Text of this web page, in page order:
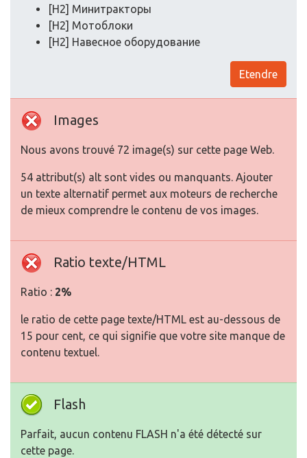
[H2] Минитракторы
[H2] Мотоблоки
[H2] Навесное оборудование
Etendre
Images
Nous avons trouvé 72 image(s) sur cette page Web.
54 attribut(s) alt sont vides ou manquants. Ajouter
un texte alternatif permet aux moteurs de recherche
de mieux comprendre le contenu de vos images.
Ratio texte/HTML
Ratio : 2%
le ratio de cette page texte/HTML est au-dessous de
15 pour cent, ce qui signifie que votre site manque de
contenu textuel.
Flash
Parfait, aucun contenu FLASH n'a été détecté sur
cette page.